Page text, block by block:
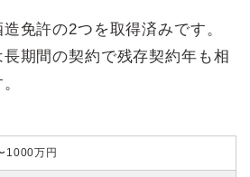
免許の2つを取得済みです。
期間の契約で残存契約年も相
1000万円